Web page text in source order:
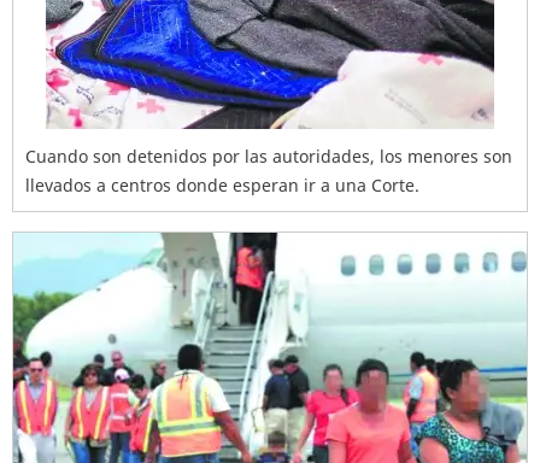
Cuando son detenidos por las autoridades, los menores son
llevados a centros donde esperan ir a una Corte.